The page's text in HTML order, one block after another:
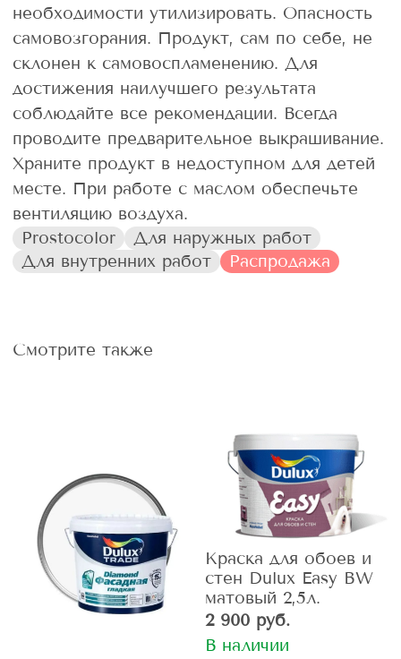
необходимости утилизировать. Опасность
самовозгорания. Продукт, сам по себе, не
склонен к самовоспламенению. Для
достижения наилучшего результата
соблюдайте все рекомендации. Всегда
проводите предварительное выкрашивание.
Храните продукт в недоступном для детей
месте. При работе с маслом обеспечьте
вентиляцию воздуха.
Prostocolor
Для наружных работ
Для внутренних работ
Распродажа
Смотрите также
Краска для обоев и
стен Dulux Easy BW
матовый 2,5л.
2 900 руб.
В наличии